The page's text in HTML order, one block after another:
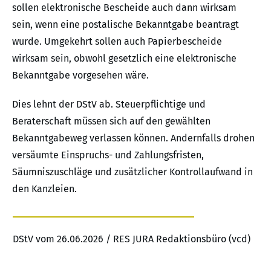
sollen elektronische Bescheide auch dann wirksam
sein, wenn eine postalische Bekanntgabe beantragt
wurde. Umgekehrt sollen auch Papierbescheide
wirksam sein, obwohl gesetzlich eine elektronische
Bekanntgabe vorgesehen wäre.
Dies lehnt der DStV ab. Steuerpflichtige und
Beraterschaft müssen sich auf den gewählten
Bekanntgabeweg verlassen können. Andernfalls drohen
versäumte Einspruchs- und Zahlungsfristen,
Säumniszuschläge und zusätzlicher Kontrollaufwand in
den Kanzleien.
DStV vom 26.06.2026 / RES JURA Redaktionsbüro (vcd)